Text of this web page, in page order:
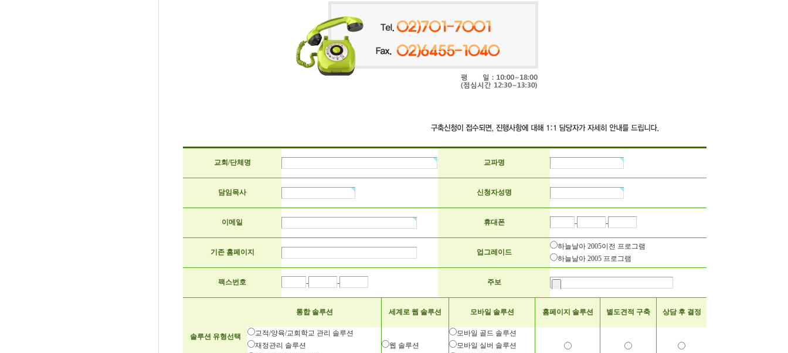
교회/단체명 교파명
담임목사 신청자성명
이메일 휴대폰 - -
기존 홈페이지 업그레이드
하늘날아 2005이전 프로그램
하늘날아 2005 프로그램
팩스번호 - - 주보
솔루션 유형선택
통합 솔루션 세계로 웹 솔루션 모바일 솔루션 홈페이지 솔루션 별도견적 구축 상담 후 결정
교적/양육/교회학교 관리 솔루션
모바일 골드 솔루션
재정관리 솔루션
웹 솔루션
모바일 실버 솔루션